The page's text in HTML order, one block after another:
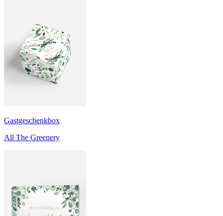
Gastgeschenkbox
All The Greenery